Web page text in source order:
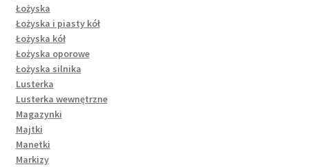
Łożyska
Łożyska i piasty kół
Łożyska kół
Łożyska oporowe
Łożyska silnika
Lusterka
Lusterka wewnętrzne
Magazynki
Majtki
Manetki
Markizy